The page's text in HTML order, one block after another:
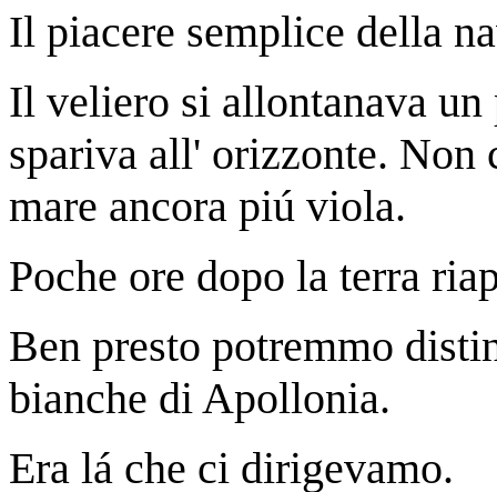
Il piacere semplice della
Il veliero si allontanava un
spariva all' orizzonte.
mare ancora piú viola.
Poche ore dopo la terra
Ben presto potremmo
bianche di Apollonia.
Era lá che ci dirigevamo.